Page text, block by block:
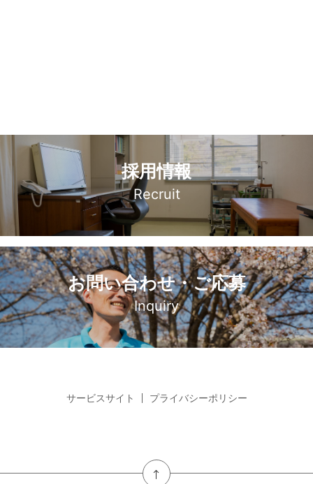
採用情報
Recruit
お問い合わせ・ご応募
Inquiry
サービスサイト プライバシーポリシー